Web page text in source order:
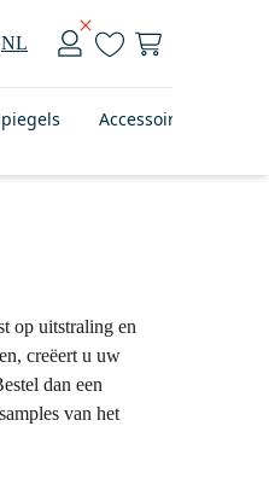
NL
Accessoires
op uitstraling en
creëert u uw
dan een
van het